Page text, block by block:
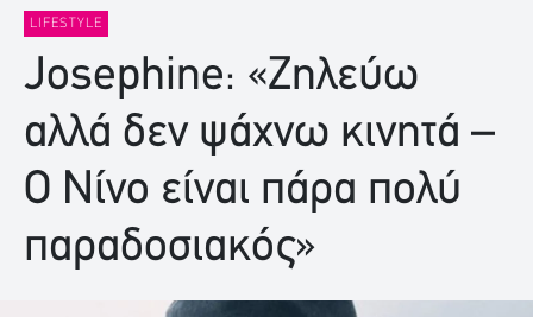
LIFESTYLE
Josephine: «Ζηλεύω
αλλά δεν ψάχνω κινητά –
Ο Νίνο είναι πάρα πολύ
παραδοσιακός»